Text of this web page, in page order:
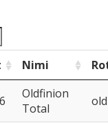
Nimi
Oldfinion
Total
old